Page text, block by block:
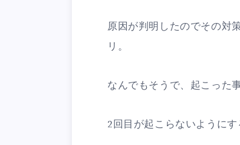
原因が判明したのでその対
リ。
なんでもそうで、起こった
2回目が起こらないように